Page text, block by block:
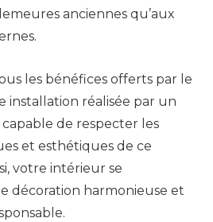
anciennes qu’aux
les bénéfices offerts par le
installation réalisée par un
de respecter les
et esthétiques de ce
votre intérieur se
décoration harmonieuse et